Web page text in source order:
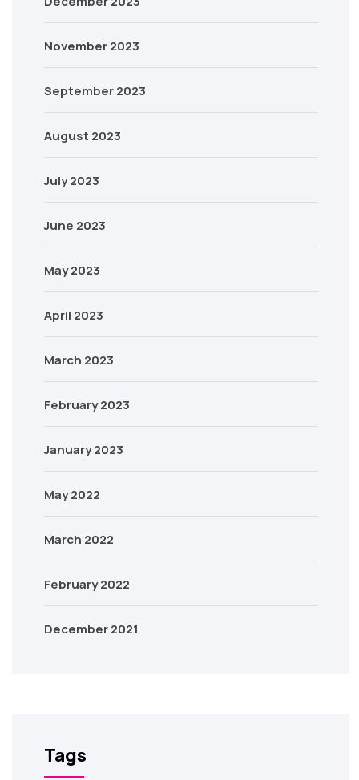
November 2023
September 2023
August 2023
July 2023
June 2023
May 2023
April 2023
March 2023
February 2023
January 2023
May 2022
March 2022
February 2022
December 2021
Tags